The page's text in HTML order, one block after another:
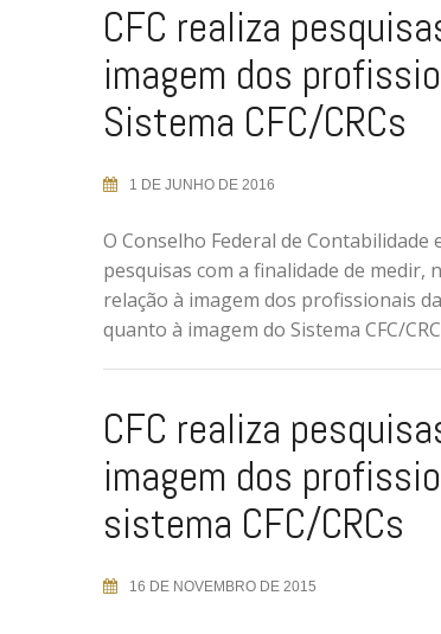
CFC realiza
imagem dos
Sistema CFC/CRCs
1 DE JUNHO DE 2016
O Conselho Federal de Contabilidade
pesquisas com a finalidade de medir,
relação à imagem dos profissionais
quanto à imagem do Sistema CFC/
CFC realiza
imagem dos
sistema CFC/CRCs
16 DE NOVEMBRO DE 2015